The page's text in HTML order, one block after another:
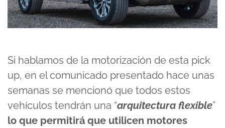
Si hablamos de la motorización de esta pick
up, en el comunicado presentado hace unas
semanas se mencionó que todos estos
vehículos tendrán una “arquitectura flexible”
lo que permitirá que utilicen motores